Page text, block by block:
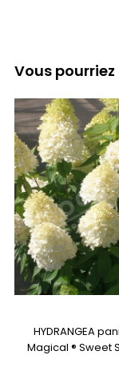
Vous
HYDRANGEA
Magical ® Sweet